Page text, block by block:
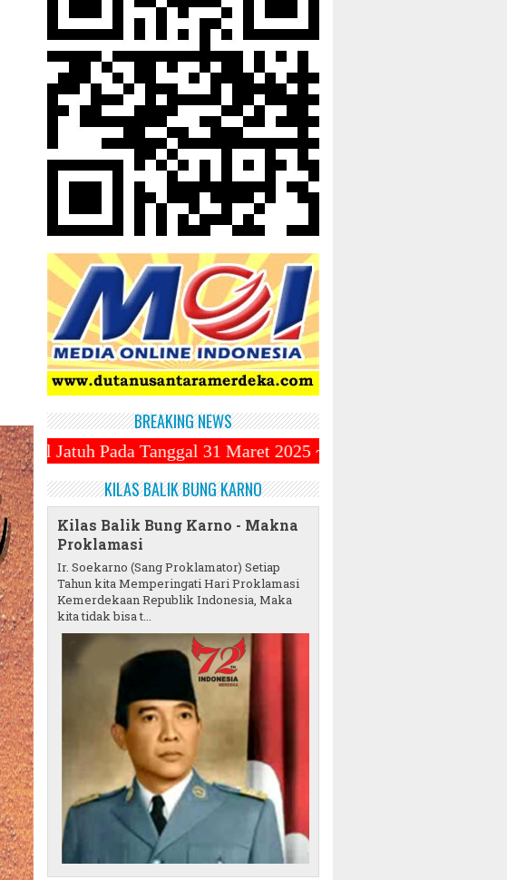
BREAKING NEWS
Tanggal 31 Maret 2025 ~||~ Muhammadiyah Luncurkan
KILAS BALIK BUNG KARNO
Kilas Balik Bung Karno - Makna
Proklamasi
Ir. Soekarno (Sang Proklamator) Setiap
Tahun kita Memperingati Hari Proklamasi
Kemerdekaan Republik Indonesia, Maka
kita tidak bisa t...